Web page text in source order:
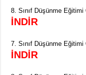
8. Sınıf Düşünme
İNDİR
7. Sınıf Düşünme
İNDİR